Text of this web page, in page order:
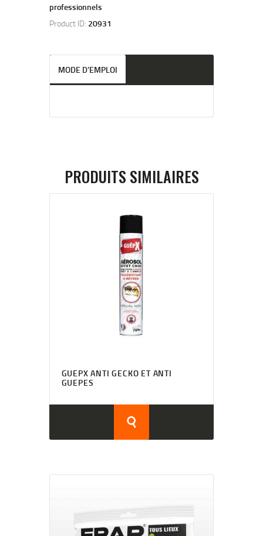
professionnels
Product ID: 20931
MODE D'EMPLOI
PRODUITS SIMILAIRES
GUEPX ANTI GECKO ET ANTI
GUEPES